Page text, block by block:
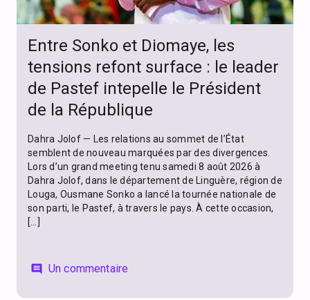
Entre Sonko et Diomaye, les
tensions refont surface : le leader
de Pastef intepelle le Président
de la République
Dahra Jolof — Les relations au sommet de l’État
semblent de nouveau marquées par des divergences.
Lors d’un grand meeting tenu samedi 8 août 2026 à
Dahra Jolof, dans le département de Linguère, région de
Louga, Ousmane Sonko a lancé la tournée nationale de
son parti, le Pastef, à travers le pays. À cette occasion,
[…]
comment Un commentaire